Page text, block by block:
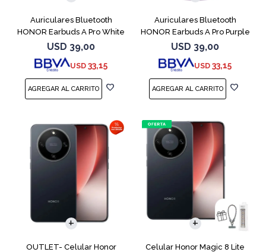
Auriculares Bluetooth
HONOR Earbuds A Pro White
USD 39,00
USD 33,15
Auriculares Bluetooth
HONOR Earbuds A Pro Purple
USD 39,00
USD 33,15
OUTLET- Celular Honor
Celular Honor Magic 8 Lite
COMPARAR